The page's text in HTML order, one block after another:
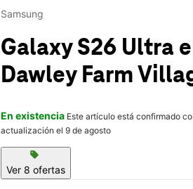
Samsung
Galaxy S26 Ultra
Dawley Farm
En existencia Este artículo está confirmado
actualización el 9 de agosto
sell
Ver 8 ofertas